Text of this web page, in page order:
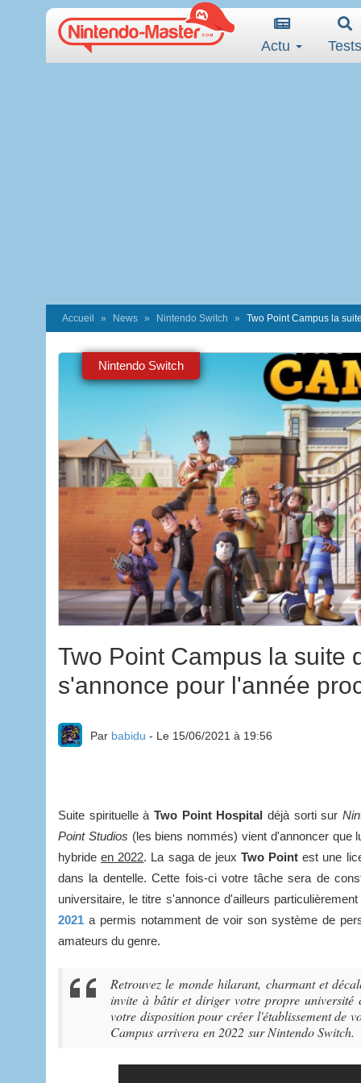
Actu Tests
Accueil News Nintendo Switch Two Point Campus la
Nintendo Switch
Two Point Campus la suite
s'annonce pour l'année
Par babidu - Le 15/06/2021 à 19:56
Suite spirituelle à Two Point Hospital déjà sorti sur
Point Studios (les biens nommés) vient d'annoncer
hybrideen 2022. La saga de jeux Two Point est une
dans la dentelle. Cette fois-ci votre tâche sera de
universitaire, le titre s'annonce d'ailleurs
2021 a permis notamment de voir son système de
amateurs du genre.
Retrouvez le monde hilarant, charmant et
invite à bâtir et diriger votre propre université
votre disposition pour créer l'établissement de
Campus arrivera en 2022 sur Nintendo Switch.